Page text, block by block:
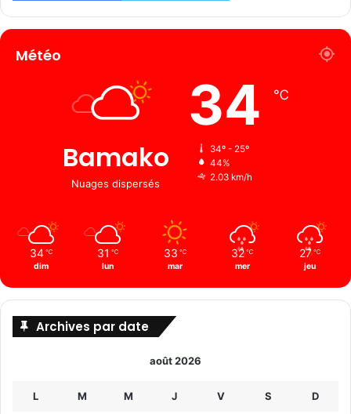
Météo
Bamako
Nuages ​​dispersés
34 ℃
34º - 25º
44%
2.03 km/h
34 ℃
dim
31 ℃
lun
33 ℃
mar
32 ℃
mer
27 ℃
jeu
Archives par date
août 2026
L M M J V S D